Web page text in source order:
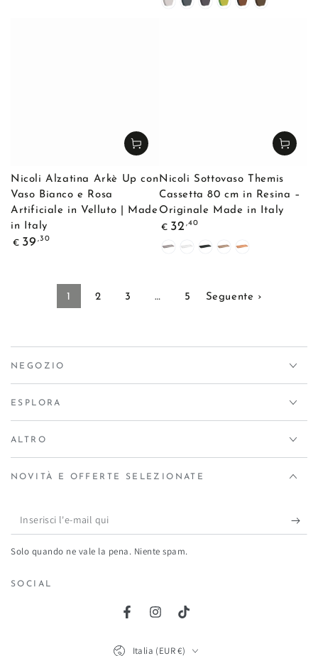
BiancoAntracite
GrigioVerdeMarroneBronzo
Nicoli Alzatina Arkè Up con
Vaso Bianco e Rosa
Artificiale in Velluto | Made
in Italy
Prezzo
€ 39 ,30
Nicoli Sottovaso Themis
Cassetta 80 cm in Resina –
Originale Made in Italy
Prezzo
€ 32 ,40
CenereBiancoAntracite
Avana
1 2 3 … 5 Seguente ›
NEGOZIO
ESPLORA
ALTRO
NOVITÀ E OFFERTE SELEZIONATE
Inserisci
l'e-
mail
qui
Solo quando ne vale la pena. Niente spam.
SOCIAL
FacebookInstagramTikTok
Italia (EUR €)